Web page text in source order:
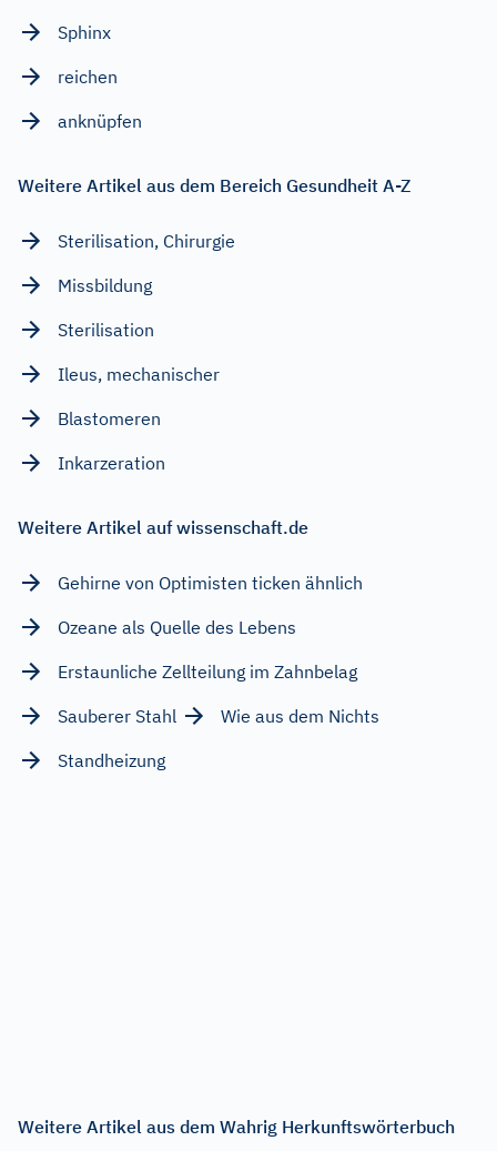
Sphinx
reichen
anknüpfen
Weitere Artikel aus dem Bereich Gesundheit A-Z
Sterilisation, Chirurgie
Missbildung
Sterilisation
Ileus, mechanischer
Blastomeren
Inkarzeration
Weitere Artikel auf wissenschaft.de
Gehirne von Optimisten ticken ähnlich
Ozeane als Quelle des Lebens
Erstaunliche Zellteilung im Zahnbelag
Sauberer Stahl
Wie aus dem Nichts
Standheizung
Weitere Artikel aus dem Wahrig Herkunftswörterbuch